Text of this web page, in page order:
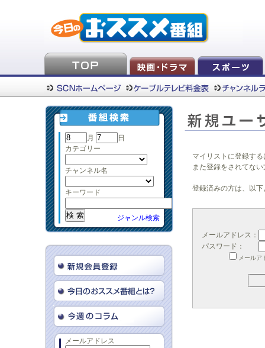
月
日
カテゴリー
チャンネル名
キーワード
ジャンル検索
メールアドレス
マイリストに登録す
また登録をされてな
登録済みの方は、以
メールアドレス：
パスワード：
メールア